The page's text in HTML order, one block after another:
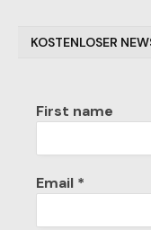
KOSTENLOSER
First name
Email *